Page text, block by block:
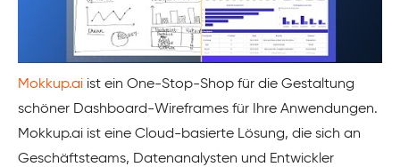
Mokkup.ai ist ein One-Stop-Shop für die Gestaltung
schöner Dashboard-Wireframes für Ihre Anwendungen.
Mokkup.ai ist eine Cloud-basierte Lösung, die sich an
Geschäftsteams, Datenanalysten und Entwickler